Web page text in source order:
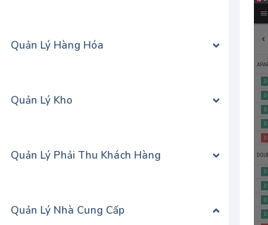
Quản Lý Hàng Hóa
Quản Lý Kho
Quản Lý Phải Thu Khách Hàng
Quản Lý Nhà Cung Cấp